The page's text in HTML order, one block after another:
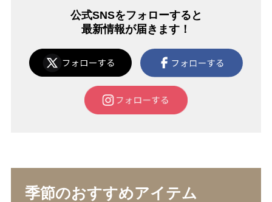
公式SNSをフォローすると
最新情報が届きます！
季節のおすすめアイテム